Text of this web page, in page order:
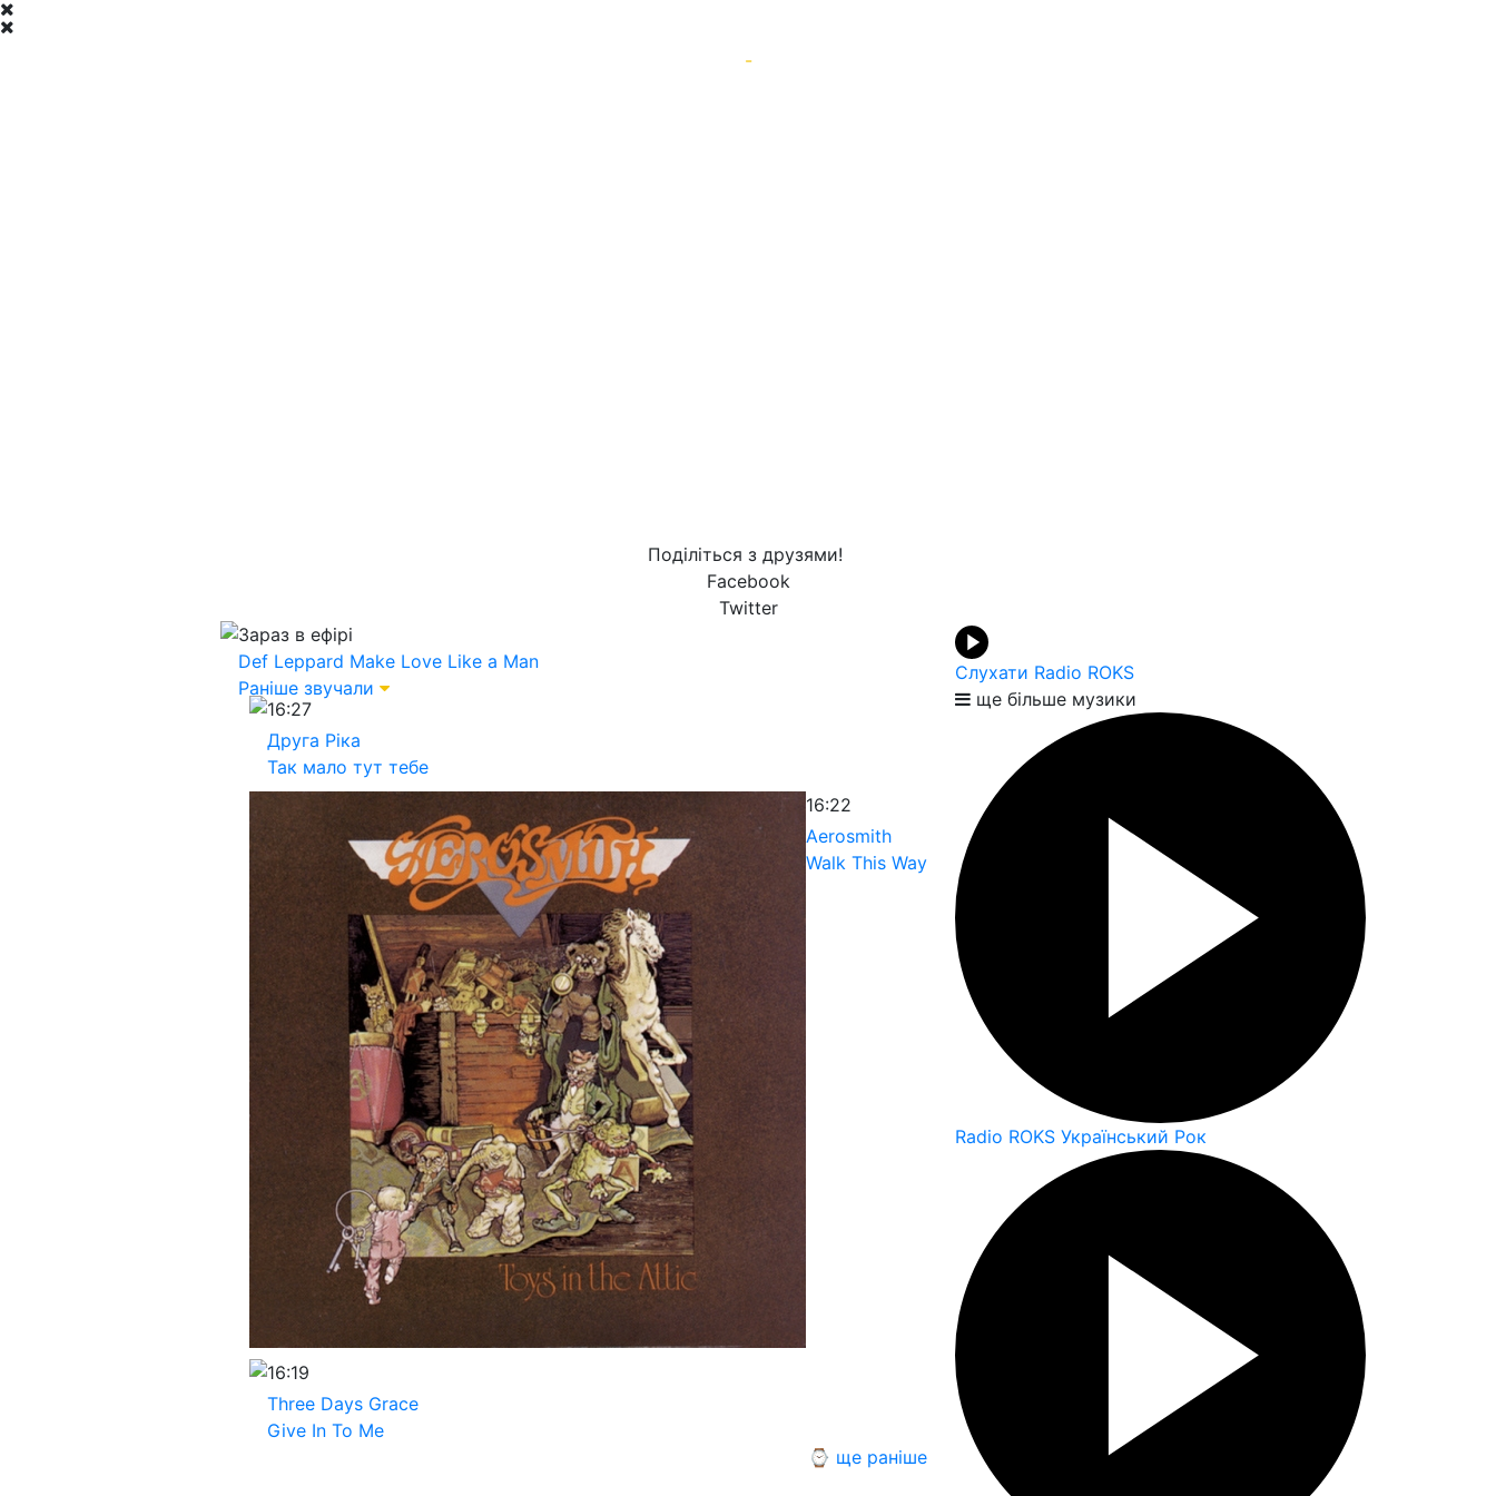
-
Поділіться з друзями!
Facebook
Twitter
Зараз в ефірі
Def Leppard Make Love Like a Man
Раніше звучали
16:27
Друга Ріка
Так мало тут тебе
16:22
Aerosmith
Walk This Way
16:19
Three Days Grace
Give In To Me
⌚ ще раніше
Слухати Radio ROKS
ще більше музики
Radio ROKS Український Рок